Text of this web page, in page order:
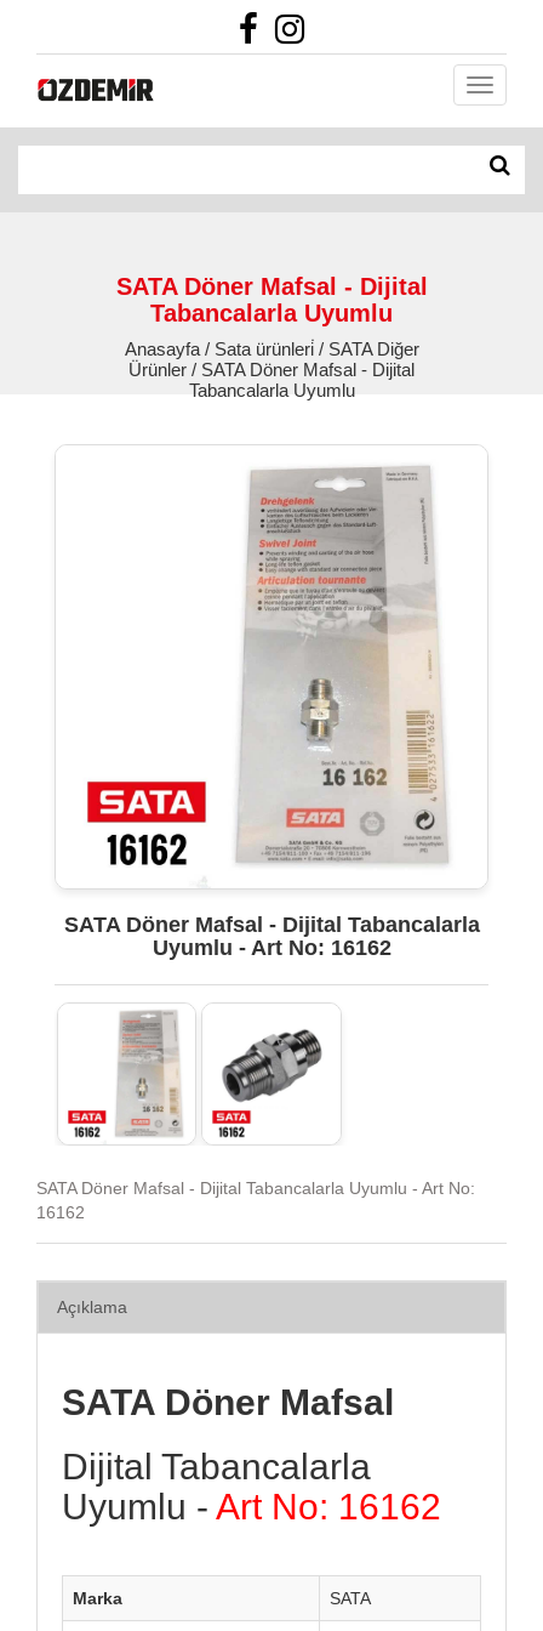
SATA Döner Mafsal - Dijital
Tabancalarla Uyumlu
Anasayfa / Sata ürünleri̇ / SATA Diğer
Ürünler / SATA Döner Mafsal - Dijital
Tabancalarla Uyumlu
SATA Döner Mafsal - Dijital Tabancalarla
Uyumlu - Art No: 16162
SATA Döner Mafsal - Dijital Tabancalarla Uyumlu - Art No:
16162
Açıklama
SATA Döner Mafsal
Dijital Tabancalarla
Uyumlu - Art No: 16162
Marka SATA